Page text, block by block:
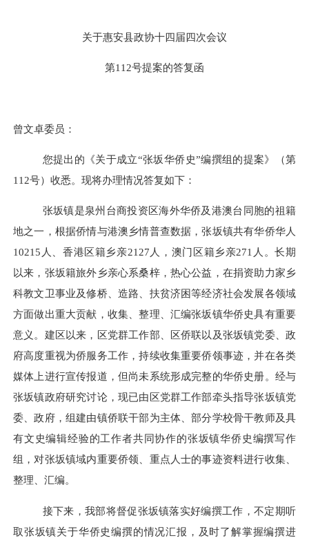
关于惠安县政协十四届四次会议
第112号提案的答复函
曾文卓委员 ：
您提出的 《关于成立“张坂华侨史”编撰组的提案》（第
1 12号） 收悉。现将办理情况答复如下：
张坂镇是泉州台商投资区海外华侨及港澳台同胞的祖籍
地之一， 根据侨情与港澳乡情普查数据，张坂镇共有华侨华人
10215 人、香港区籍乡亲2127人，澳门区籍乡亲271 人。长期
以来 ， 张坂籍旅外乡亲心系桑梓，热心公益， 在捐资助力家乡
科教文卫事业及修桥、造路、扶贫济困等经济社会发展各领域
方面做出重大贡献 ，收集、整理、汇编张坂镇华侨史具有重要
意义。建区以来，区党群工作部、区侨联以及张坂镇党委、政
府高度重视为侨服务工作，持续收集重要侨领事迹，并在各类
媒体上进行宣传报道，但尚未系统形成完整的华侨史册。经与
张坂镇政府研究讨论，现已由区党群工作部牵头指导张坂镇党
委、政府，组建由镇侨联干部为主体、部分学校骨干教师及具
有文史编辑经验的工作者共同协作的张坂镇华侨史编撰写作
组，对张坂镇域内重要侨领、重点人士的事迹资料进行收集、
整理、汇编。
接下来，我部将督促张坂镇落实好编撰工作，不定期听
取张坂镇关于华侨史编撰的情况汇报，及时了解掌握编撰进